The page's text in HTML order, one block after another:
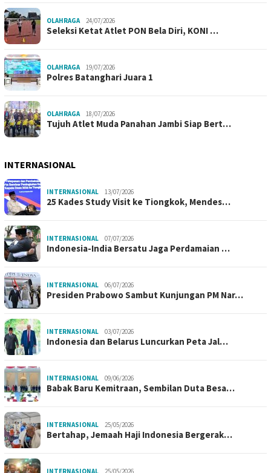
OLAHRAGA 24/07/2026
Seleksi Ketat Atlet PON Bela Diri, KONI …
OLAHRAGA 19/07/2026
Polres Batanghari Juara 1
OLAHRAGA 18/07/2026
Tujuh Atlet Muda Panahan Jambi Siap Bert…
INTERNASIONAL
INTERNASIONAL 13/07/2026
25 Kades Study Visit ke Tiongkok, Mendes…
INTERNASIONAL 07/07/2026
Indonesia-India Bersatu Jaga Perdamaian …
INTERNASIONAL 06/07/2026
Presiden Prabowo Sambut Kunjungan PM Nar…
INTERNASIONAL 03/07/2026
Indonesia dan Belarus Luncurkan Peta Jal…
INTERNASIONAL 09/06/2026
Babak Baru Kemitraan, Sembilan Duta Besa…
INTERNASIONAL 25/05/2026
Bertahap, Jemaah Haji Indonesia Bergerak…
INTERNASIONAL 25/05/2026